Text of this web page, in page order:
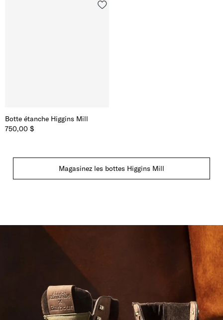
Botte étanche Higgins Mill
750,00 $
Magasinez les bottes Higgins Mill